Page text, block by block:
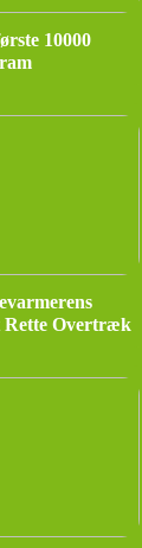
10000
Rette Overtræk